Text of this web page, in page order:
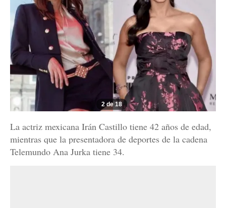
2 de 18
La actriz mexicana Irán Castillo tiene 42 años de edad,
mientras que la presentadora de deportes de la cadena
Telemundo Ana Jurka tiene 34.